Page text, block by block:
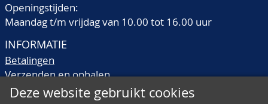
Openingstijden:
Maandag t/m vrijdag van 10.00 tot 16.00 uur
INFORMATIE
Betalingen
Verzenden en ophalen
Veilingtermen
Deze website gebruikt cookies